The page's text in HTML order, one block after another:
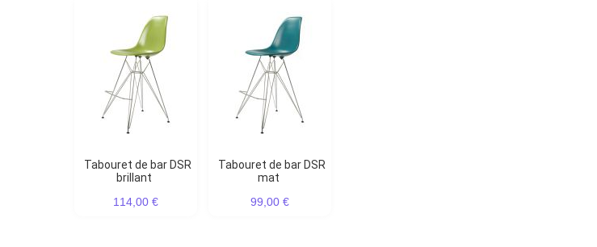
Tabouret de bar DSR
brillant
114,00 €
Tabouret de bar DSR
mat
99,00 €